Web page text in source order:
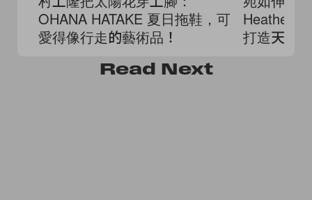
OHANA HATAKE 夏日拖鞋，可
愛得像行走的藝術品！
打造天文
Read Next